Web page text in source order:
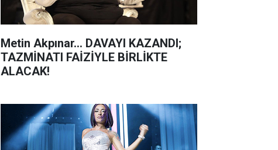
Metin Akpınar... DAVAYI KAZANDI;
TAZMİNATI FAİZİYLE BİRLİKTE
ALACAK!